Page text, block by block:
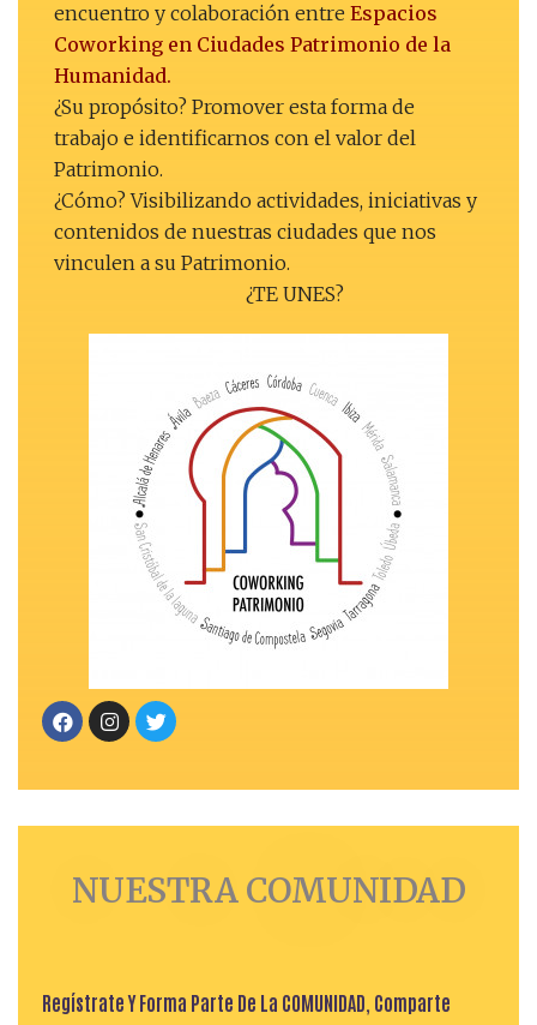
encuentro y colaboración entre Espacios
Coworking en Ciudades Patrimonio de la
Humanidad.
¿Su propósito? Promover esta forma de
trabajo e identificarnos con el valor del
Patrimonio.
¿Cómo? Visibilizando actividades, iniciativas y
contenidos de nuestras ciudades que nos
vinculen a su Patrimonio.
¿TE UNES?
NUESTRA COMUNIDAD
Regístrate Y Forma Parte De La COMUNIDAD, Comparte